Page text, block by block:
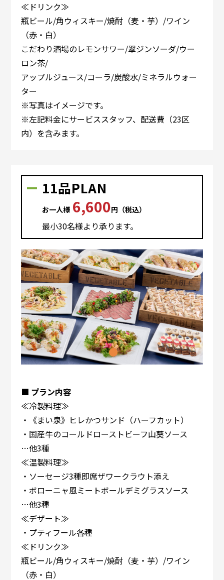
≪ドリンク≫
瓶ビール/角ウィスキー/焼酎（麦・芋）/ワイン
（赤・白）
こだわり酒場のレモンサワー/翠ジンソーダ/ウー
ロン茶/
アップルジュース/コーラ/炭酸水/ミネラルウォー
ター
※写真はイメージです。
※左記料金にサービススタッフ、配送費（23区
内）を含みます。
11品PLAN
お⼀⼈様 6,600円（税込）
最⼩30名様より承ります。
■ プラン内容
≪冷製料理≫
・《まい泉》ヒレかつサンド（ハーフカット）
・国産牛のコールドローストビーフ山葵ソース
…他3種
≪温製料理≫
・ソーセージ3種即席ザワークラウト添え
・ボローニャ風ミートボールデミグラスソース
…他3種
≪デザート≫
・プティフール各種
≪ドリンク≫
瓶ビール/角ウィスキー/焼酎（麦・芋）/ワイン
（赤・白）